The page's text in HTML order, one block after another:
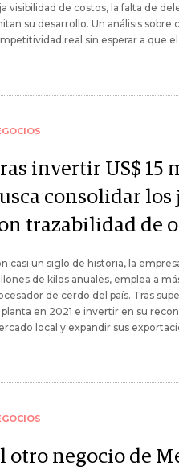
visibilidad de costos, la falta de
su desarrollo. Un análisis sobre
real sin esperar a que
invertir US$ 15
consolidar los
trazabilidad de
casi un siglo de historia, la
de kilos anuales, emplea a
de cerdo del país. Tras
planta en 2021 e invertir en su
local y expandir sus
otro negocio de